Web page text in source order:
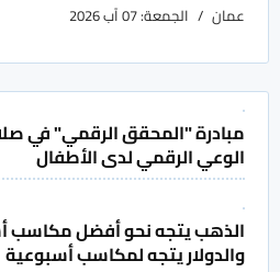
عمان الجمعة: 07 آب 2026
مبادرة "المحقق الرقمي" في
الوعي الرقمي لدى الأطفال
الذهب يتجه نحو أفضل مكاسب
والدولار يتجه لمكاسب أسبوعية